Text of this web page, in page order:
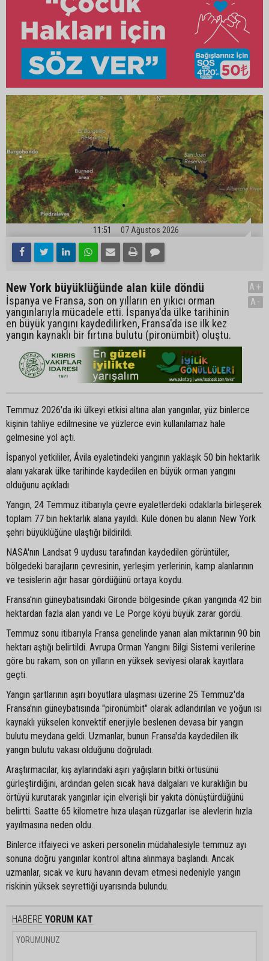
11:51 07 Ağustos 2026
New York büyüklüğünde alan küle döndü
İspanya ve Fransa, son on yılların en yıkıcı orman
yangınlarıyla mücadele etti. İspanya'da ülke tarihinin
en büyük yangını kaydedilirken, Fransa'da ise ilk kez
yangın kaynaklı bir fırtına bulutu (pironümbit) oluştu.
A+
A-
Temmuz 2026'da iki ülkeyi etkisi altına alan yangınlar, yüz binlerce
kişinin tahliye edilmesine ve yüzlerce evin kullanılamaz hale
gelmesine yol açtı.
İspanyol yetkililer, Ávila eyaletindeki yangının yaklaşık 50 bin hektarlık
alanı yakarak ülke tarihinde kaydedilen en büyük orman yangını
olduğunu açıkladı.
Yangın, 24 Temmuz itibarıyla çevre eyaletlerdeki odaklarla birleşerek
toplam 77 bin hektarlık alana yayıldı. Küle dönen bu alanın New York
şehri büyüklüğüne ulaştığı bildirildi.
NASA'nın Landsat 9 uydusu tarafından kaydedilen görüntüler,
bölgedeki barajların çevresinin, yerleşim yerlerinin, kamp alanlarının
ve tesislerin ağır hasar gördüğünü ortaya koydu.
Fransa'nın güneybatısındaki Gironde bölgesinde çıkan yangında 42 bin
hektardan fazla alan yandı ve Le Porge köyü büyük zarar gördü.
Temmuz sonu itibarıyla Fransa genelinde yanan alan miktarının 90 bin
hektarı aştığı belirtildi. Avrupa Orman Yangını Bilgi Sistemi verilerine
göre bu rakam, son on yılların en yüksek seviyesi olarak kayıtlara
geçti.
Yangın şartlarının aşırı boyutlara ulaşması üzerine 25 Temmuz'da
Fransa'nın güneybatısında "pironümbit" olarak adlandırılan ve yoğun ısı
kaynaklı yükselen konvektif enerjiyle beslenen devasa bir yangın
bulutu meydana geldi. Uzmanlar, bunun Fransa'da kaydedilen ilk
yangın bulutu vakası olduğunu doğruladı.
Araştırmacılar, kış aylarındaki aşırı yağışların bitki örtüsünü
gürleştirdiğini, ardından gelen sıcak hava dalgaları ve kuraklığın bu
örtüyü kurutarak yangınlar için elverişli bir yakıta dönüştürdüğünü
belirtti. Saatte 65 kilometre hıza ulaşan rüzgarlar ise alevlerin hızla
yayılmasına neden oldu.
Binlerce itfaiyeci ve askeri personelin müdahalesiyle temmuz ayı
sonuna doğru yangınlar kontrol altına alınmaya başlandı. Ancak
uzmanlar, sıcak ve kuru havanın devam etmesi nedeniyle yangın
riskinin yüksek seyrettiği uyarısında bulundu.
HABERE YORUM KAT